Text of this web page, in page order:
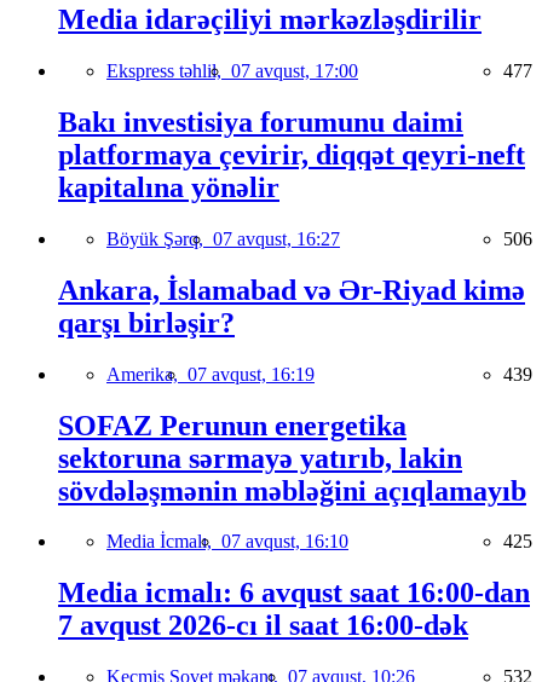
Media idarəçiliyi mərkəzləşdirilir
Ekspress təhlil, 07 avqust, 17:00 477
Bakı investisiya forumunu daimi
platformaya çevirir, diqqət qeyri-neft
kapitalına yönəlir
Böyük Şərq, 07 avqust, 16:27 506
Ankara, İslamabad və Ər-Riyad kimə
qarşı birləşir?
Amerika, 07 avqust, 16:19 439
SOFAZ Perunun energetika
sektoruna sərmayə yatırıb, lakin
sövdələşmənin məbləğini açıqlamayıb
Media İcmalı, 07 avqust, 16:10 425
Media icmalı: 6 avqust saat 16:00-dan
7 avqust 2026-cı il saat 16:00-dək
Keçmiş Sovet məkanı, 07 avqust, 10:26 532